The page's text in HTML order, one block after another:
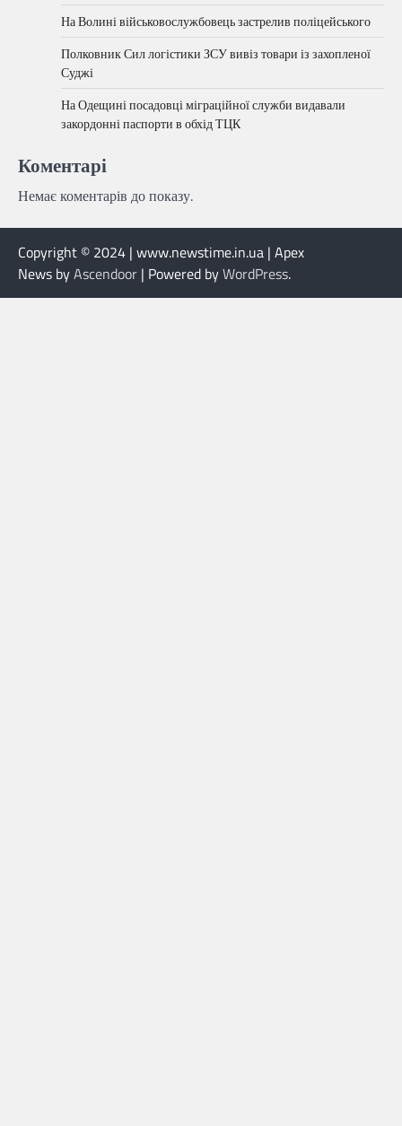
На Волині військовослужбовець застрелив поліцейського
Полковник Сил логістики ЗСУ вивіз товари із захопленої
Суджі
На Одещині посадовці міграційної служби видавали
закордонні паспорти в обхід ТЦК
Коментарі
Немає коментарів до показу.
Copyright © 2024 | www.newstime.in.ua | Apex
News byAscendoor | Powered byWordPress.